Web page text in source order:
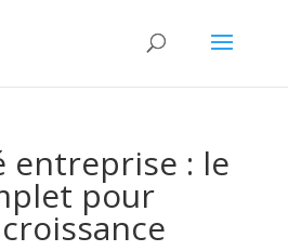
entreprise : le
pour